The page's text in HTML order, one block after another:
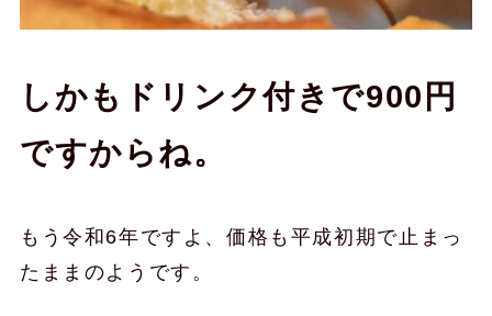
しかもドリンク付きで900円
ですからね。
もう令和6年ですよ、価格も平成初期で止まっ
たままのようです。